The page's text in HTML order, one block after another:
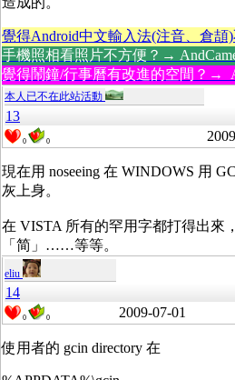
覺得Android中文輸入法(注音、倉
手機照相看照片不方便？→
覺得鬧鐘/行事曆有改進的空間？→
本人已不在此站活動
13
0 0
現在用 noseeing 在 WINDOWS 用
灰上身。
在 VISTA 所有的罕用字都打得出來
「简」……等等。
eliu
14
0 0 2009-07-01
使用者的 gcin directory 在